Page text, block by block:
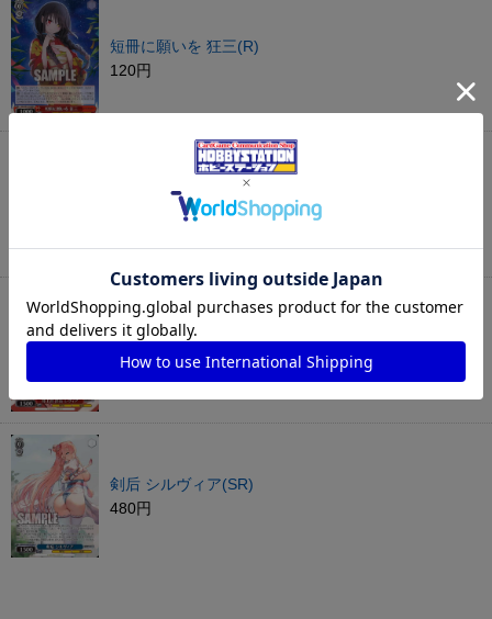
短冊に願いを 狂三(R)
120円
使徒 オリビエ(SR)
陸上部 部長 レヴィア(SR)
320円
剣后 シルヴィア(SR)
480円